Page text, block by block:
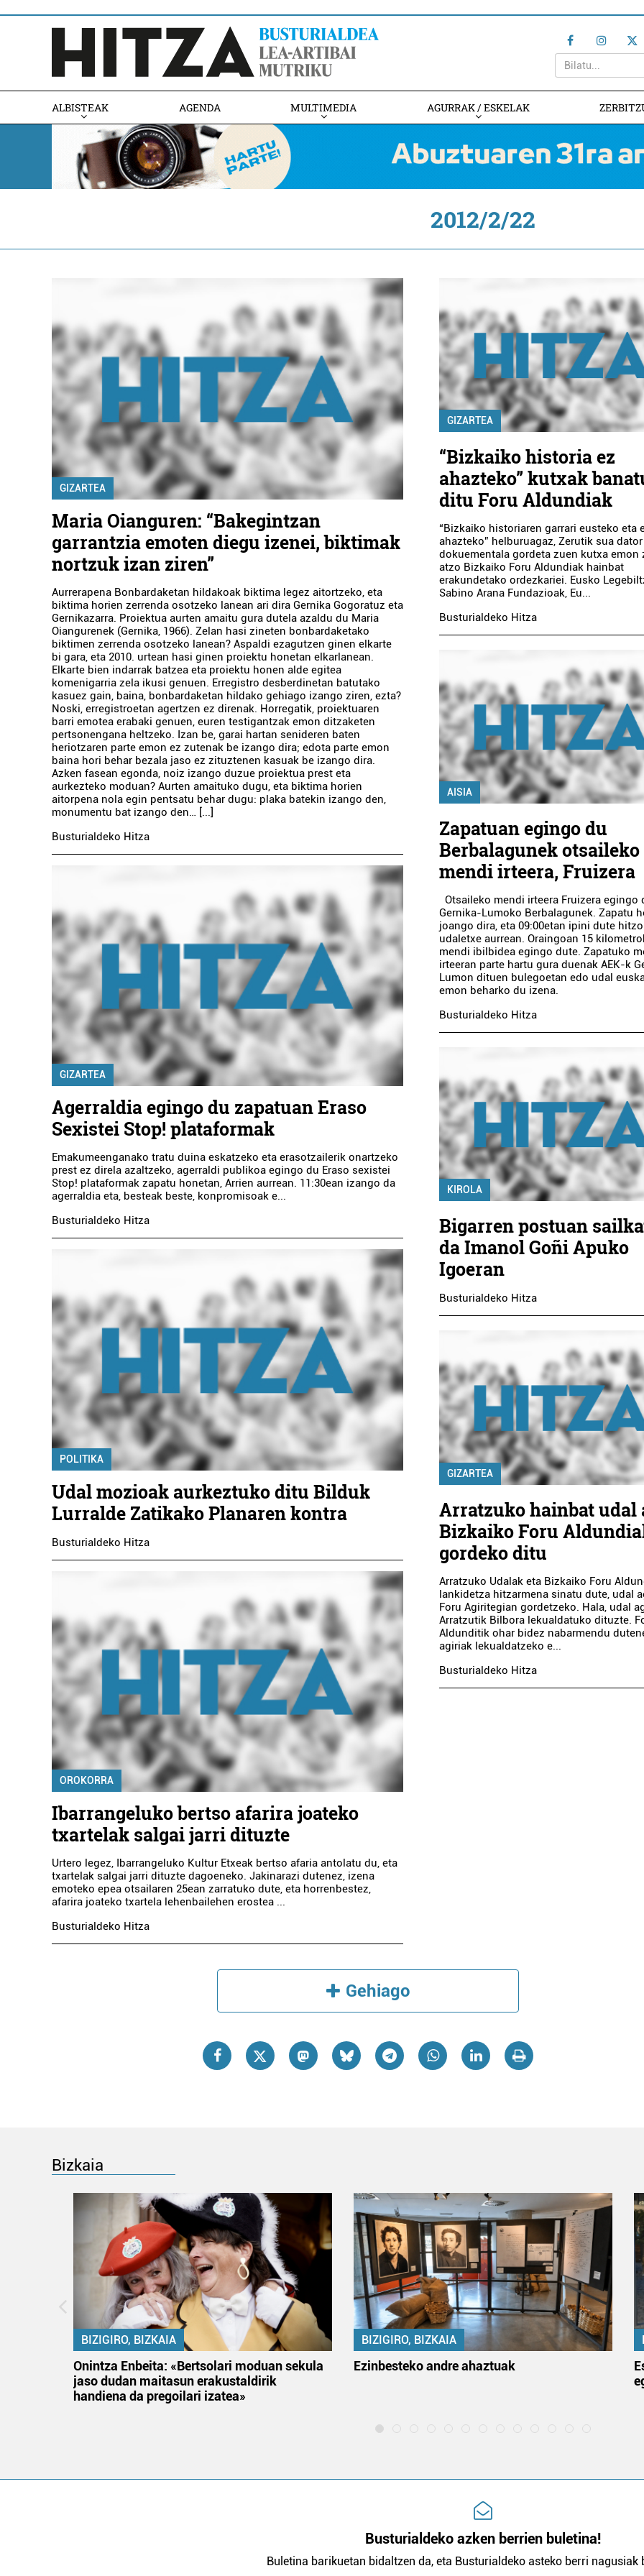
ALBISTEAK AGENDA MULTIMEDIA AGURRAK / ESKELAK
2012/2/22
GIZARTEA
Maria Oianguren: “Bakegintzan
garrantzia emoten diegu izenei, biktimak
nortzuk izan ziren”
Aurrerapena Bonbardaketan hildakoak biktima legez aitortzeko, eta
biktima horien zerrenda osotzeko lanean ari dira Gernika Gogoratuz eta
Gernikazarra. Proiektua aurten amaitu gura dutela azaldu du Maria
Oiangurenek (Gernika, 1966). Zelan hasi zineten bonbardaketako
biktimen zerrenda osotzeko lanean? Aspaldi ezagutzen ginen elkarte
bi gara, eta 2010. urtean hasi ginen proiektu honetan elkarlanean.
Elkarte bien indarrak batzea eta proiektu honen alde egitea
komenigarria zela ikusi genuen. Erregistro desberdinetan batutako
kasuez gain, baina, bonbardaketan hildako gehiago izango ziren, ezta?
Noski, erregistroetan agertzen ez direnak. Horregatik, proiektuaren
barri emotea erabaki genuen, euren testigantzak emon ditzaketen
pertsonengana heltzeko. Izan be, garai hartan senideren baten
heriotzaren parte emon ez zutenak be izango dira; edota parte emon
baina hori behar bezala jaso ez zituztenen kasuak be izango dira.
Azken fasean egonda, noiz izango duzue proiektua prest eta
aurkezteko moduan? Aurten amaituko dugu, eta biktima horien
aitorpena nola egin pentsatu behar dugu: plaka batekin izango den,
monumentu bat izango den… [...]
Busturialdeko Hitza
GIZARTEA
Agerraldia egingo du zapatuan Eraso
Sexistei Stop! plataformak
Emakumeenganako tratu duina eskatzeko eta erasotzailerik onartzeko
prest ez direla azaltzeko, agerraldi publikoa egingo du Eraso sexistei
Stop! plataformak zapatu honetan, Arrien aurrean. 11:30ean izango da
agerraldia eta, besteak beste, konpromisoak e...
Busturialdeko Hitza
POLITIKA
Udal mozioak aurkeztuko ditu Bilduk
Lurralde Zatikako Planaren kontra
Busturialdeko Hitza
OROKORRA
Ibarrangeluko bertso afarira joateko
txartelak salgai jarri dituzte
Urtero legez, Ibarrangeluko Kultur Etxeak bertso afaria antolatu du, eta
txartelak salgai jarri dituzte dagoeneko. Jakinarazi dutenez, izena
emoteko epea otsailaren 25ean zarratuko dute, eta horrenbestez,
afarira joateko txartela lehenbailehen erostea ...
Busturialdeko Hitza
GIZARTEA
“Bizkaiko historia ez
ahazteko” kutxak
ditu Foru Aldundiak
“Bizkaiko historiaren garrari eusteko eta
ahazteko” helburuagaz, Zerutik sua dator
dokuementala gordeta zuen kutxa emon
atzo Bizkaiko Foru Aldundiak hainbat
erakundetako ordezkariei. Eusko
Sabino Arana Fundazioak, Eu...
Busturialdeko Hitza
AISIA
Zapatuan egingo du
Berbalagunek otsaileko
mendi irteera, Fruizera
Otsaileko mendi irteera Fruizera egingo
Gernika-Lumoko Berbalagunek. Zapatu
joango dira, eta 09:00etan ipini dute
udaletxe aurrean. Oraingoan 15
mendi ibilbidea egingo dute. Zapatuko
irteeran parte hartu gura duenak AEK-k
Lumon dituen bulegoetan edo udal
emon beharko du izena.
Busturialdeko Hitza
KIROLA
Bigarren postuan
da Imanol Goñi Apuko
Igoeran
Busturialdeko Hitza
GIZARTEA
Arratzuko hainbat udal
Bizkaiko Foru
gordeko ditu
Arratzuko Udalak eta Bizkaiko Foru
lankidetza hitzarmena sinatu dute, udal
Foru Agiritegian gordetzeko. Hala, udal
Arratzutik Bilbora lekualdatuko dituzte.
Aldunditik ohar bidez nabarmendu
agiriak lekualdatzeko e...
Busturialdeko Hitza
Gehiago
Bizkaia
BIZIGIRO, BIZKAIA
Onintza Enbeita: «Bertsolari moduan sekula
jaso dudan maitasun erakustaldirik
handiena da pregoilari izatea»
BIZIGIRO, BIZKAIA
Ezinbesteko andre ahaztuak
Busturialdeko azken berrien buletina!
Buletina barikuetan bidaltzen da, eta Busturialdeko asteko berri nagusiak